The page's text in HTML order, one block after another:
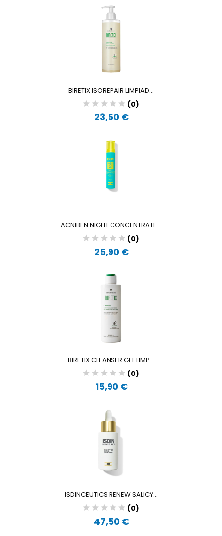
BIRETIX ISOREPAIR LIMPIAD...
(0)
23,50 €
ACNIBEN NIGHT CONCENTRATE...
(0)
25,90 €
BIRETIX CLEANSER GEL LIMP...
(0)
15,90 €
ISDINCEUTICS RENEW SALICY...
(0)
47,50 €